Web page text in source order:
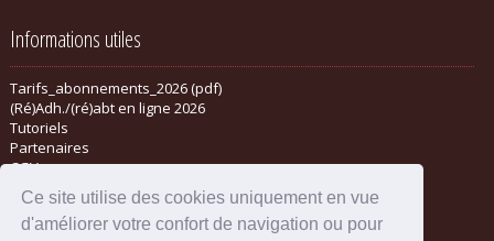
Ce site utilise des cookies uniquement en vue
d'améliorer votre confort de navigation ou pour
Informations utiles
Tarifs_abonnements_2026 (pdf)
(Ré)Adh./(ré)abt en ligne 2026
Tutoriels
Partenaires
CGV